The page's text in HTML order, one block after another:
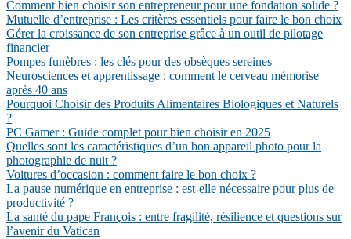
Comment bien choisir son entrepreneur pour une fondation solide ?
Mutuelle d’entreprise : Les critères essentiels pour faire le bon choix
Gérer la croissance de son entreprise grâce à un outil de pilotage
financier
Pompes funèbres : les clés pour des obsèques sereines
Neurosciences et apprentissage : comment le cerveau mémorise
après 40 ans
Pourquoi Choisir des Produits Alimentaires Biologiques et Naturels
?
PC Gamer : Guide complet pour bien choisir en 2025
Quelles sont les caractéristiques d’un bon appareil photo pour la
photographie de nuit ?
Voitures d’occasion : comment faire le bon choix ?
La pause numérique en entreprise : est-elle nécessaire pour plus de
productivité ?
La santé du pape François : entre fragilité, résilience et questions sur
l’avenir du Vatican